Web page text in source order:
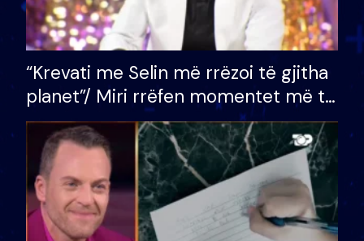
“Krevati me Selin më rrëzoi të gjitha
planet”/ Miri rrëfen momentet më të
bukura në shtëpinë e BB VIP: Do më
mungojë zilja e mëngjesit kur…